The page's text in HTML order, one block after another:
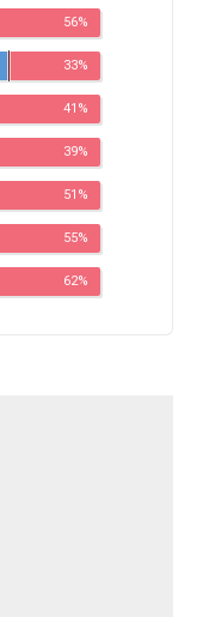
56%
33%
41%
39%
51%
55%
62%